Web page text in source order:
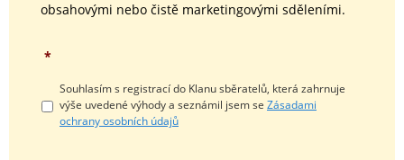
obsahovými nebo čistě marketingovými sděleními.
*
Souhlasím s registrací do Klanu sběratelů, která zahrnuje
výše uvedené výhody a seznámil jsem se Zásadami
ochrany osobních údajů